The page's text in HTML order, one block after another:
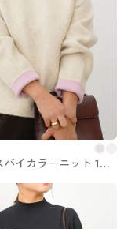
イカラーニット 147